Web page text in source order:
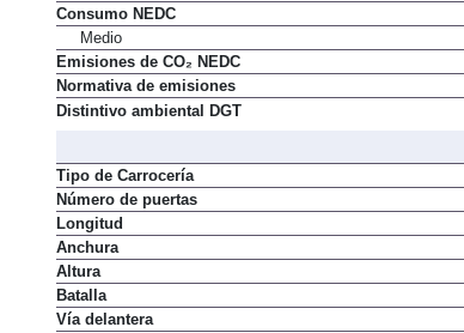
Consumo NEDC
Medio
Emisiones de CO₂ NEDC
Normativa de emisiones
Distintivo ambiental DGT
Tipo de Carrocería
Número de puertas
Longitud
Anchura
Altura
Batalla
Vía delantera